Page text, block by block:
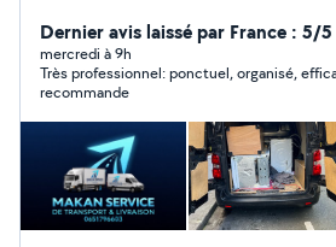
PRESTATIONS DE QUALITÉ
21h DES TRANSPORTS & LIVRAISONS ET DES
ENLÈVEMENTS D'ENCOMBRANTS
DÉPLACEMENT POUR DES
RAISONNABLES L'OBJECTIF RESTE TOUJOURS AVANT
TOUT RENDRE DES PRESTATIONS
S'ENTRAIDANT N'HÉSITE PAS À
FAISANT APPEL À MAIS SERVICES
CORDIALEMENT.
Dernier avis laissé par France : 5/5
mercredi à 9h
Très professionnel: ponctuel, organisé,
recommande